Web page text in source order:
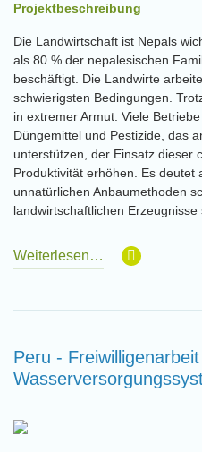
Projektbeschreibung
Die Landwirtschaft ist Nepals
als 80 % der nepalesischen
beschäftigt. Die Landwirte
schwierigsten Bedingungen.
in extremer Armut. Viele
Düngemittel und Pestizide, das
unterstützen, der Einsatz dieser
Produktivität erhöhen. Es deutet
unnatürlichen Anbaumethoden
landwirtschaftlichen Erzeugnisse
Weiterlesen…
Peru -